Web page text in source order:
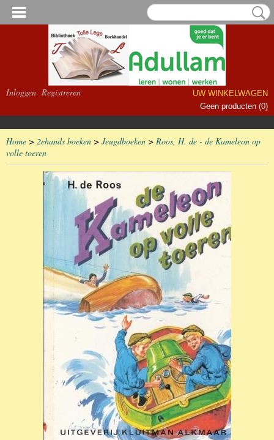
Inloggen Registreren
UW WINKELWAGEN
Geen producten (0)
Home > 2ehands boeken > Jeugdboeken > Roos, H. de - de Kameleon op
volle toeren